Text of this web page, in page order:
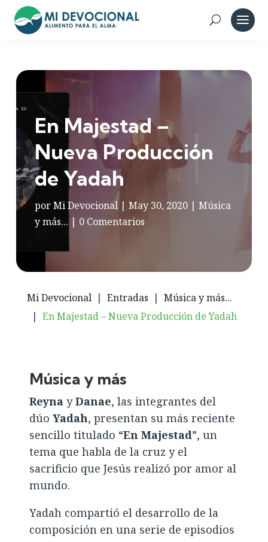
En Majestad –
Nueva Producción
de Yadah
porMi Devocional |May 30, 2020 |Música
y más...| 0 Comentarios
Mi Devocional | Entradas | Música y más...
| En Majestad – Nueva Producción de Yadah
Música y más
ReynayDanae, las integrantes del
dúoYadah, presentan su más reciente
sencillo titulado “En Majestad”, un
tema que habla de la cruz y el
sacrificio que Jesús realizó por amor al
mundo.
Yadah compartió el desarrollo de la
composición en una serie de episodios